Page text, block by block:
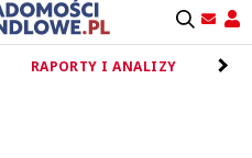
RAPORTY I ANALIZY